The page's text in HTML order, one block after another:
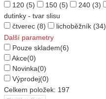
120 (5) 150 (5) 240 (3)
dutinky - tvar slisu
čtverec (8) lichoběžník (34)
Další parametry
Pouze skladem(6)
Akce(0)
Novinka(0)
Výprodej(0)
Celkem položek: 197